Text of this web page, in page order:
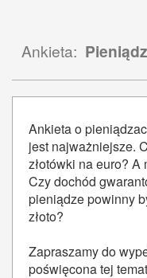
Ankieta:
Ankieta o
jest najważniejsze.
złotówki na euro?
Czy dochód
pieniądze powinny
złoto?
Zapraszamy do
poświęcona tej